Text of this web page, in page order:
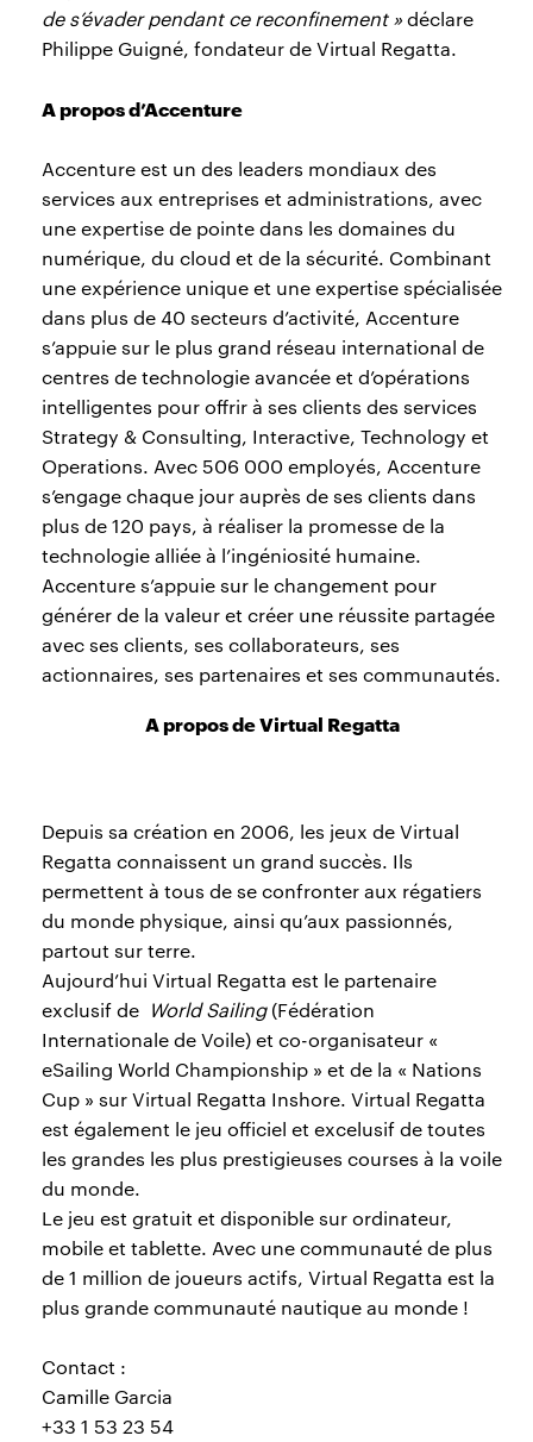
de s’évader pendant ce reconfinement »déclare
Philippe Guigné, fondateur de Virtual Regatta.
A propos d’Accenture
Accenture est un des leaders mondiaux des
services aux entreprises et administrations, avec
une expertise de pointe dans les domaines du
numérique, du cloud et de la sécurité. Combinant
une expérience unique et une expertise spécialisée
dans plus de 40 secteurs d’activité, Accenture
s’appuie sur le plus grand réseau international de
centres de technologie avancée et d’opérations
intelligentes pour offrir à ses clients des services
Strategy & Consulting, Interactive, Technology et
Operations. Avec 506 000 employés, Accenture
s’engage chaque jour auprès de ses clients dans
plus de 120 pays, à réaliser la promesse de la
technologie alliée à l’ingéniosité humaine.
Accenture s’appuie sur le changement pour
générer de la valeur et créer une réussite partagée
avec ses clients, ses collaborateurs, ses
actionnaires, ses partenaires et ses communautés.
A propos de Virtual Regatta
Depuis sa création en 2006, les jeux de Virtual
Regatta connaissent un grand succès. Ils
permettent à tous de se confronter aux régatiers
du monde physique, ainsi qu’aux passionnés,
partout sur terre.
Aujourd’hui Virtual Regatta est le partenaire
exclusif de ​ World Sailing(Fédération
Internationale de Voile) et co-organisateur «
eSailing World Championship » et de la « Nations
Cup » sur Virtual Regatta Inshore. Virtual Regatta
est également le jeu officiel et excelusif de toutes
les grandes les plus prestigieuses courses à la voile
du monde.
Le jeu est gratuit et disponible sur ordinateur,
mobile et tablette. Avec une communauté de plus
de 1 million de joueurs actifs, Virtual Regatta est la
plus grande communauté nautique au monde !
Contact :
Camille Garcia
+33 1 53 23 54